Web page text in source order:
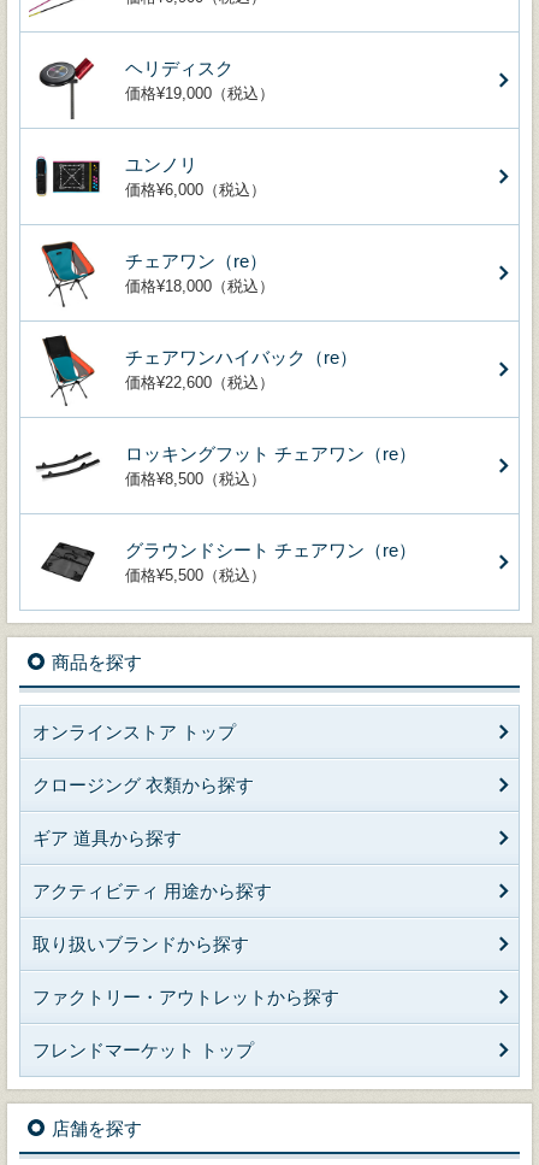
ヘリディスク
価格¥19,000（税込）
ユンノリ
価格¥6,000（税込）
チェアワン（re）
価格¥18,000（税込）
チェアワンハイバック（re）
価格¥22,600（税込）
ロッキングフット チェアワン（re）
価格¥8,500（税込）
グラウンドシート チェアワン（re）
価格¥5,500（税込）
商品を探す
オンラインストア トップ
クロージング 衣類から探す
ギア 道具から探す
アクティビティ 用途から探す
取り扱いブランドから探す
ファクトリー・アウトレットから探す
フレンドマーケット トップ
店舗を探す